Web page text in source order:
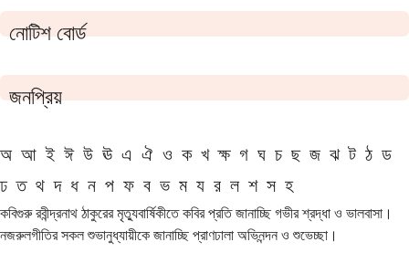
নোটিশ বোর্ড
জনপ্রিয়
অ আ ই ঈ উ ঊ এ ঐ ও ক খ ক্ষ গ ঘ চ ছ জ ঝ ট ঠ ড
ঢ ত থ দ ধ ন প ফ ব ভ ম য র ল শ স হ
কবিগুরু রবীন্দ্রনাথ ঠাকুরের মৃত্যুবার্ষিকীতে কবির প্রতি জানাচ্ছি গভীর শ্রদ্ধা ও ভালবাসা।
নজরুলগীতির সকল শুভানুধ্যায়ীকে জানাচ্ছি প্রাণঢালা অভিনন্দন ও শুভেচ্ছা।